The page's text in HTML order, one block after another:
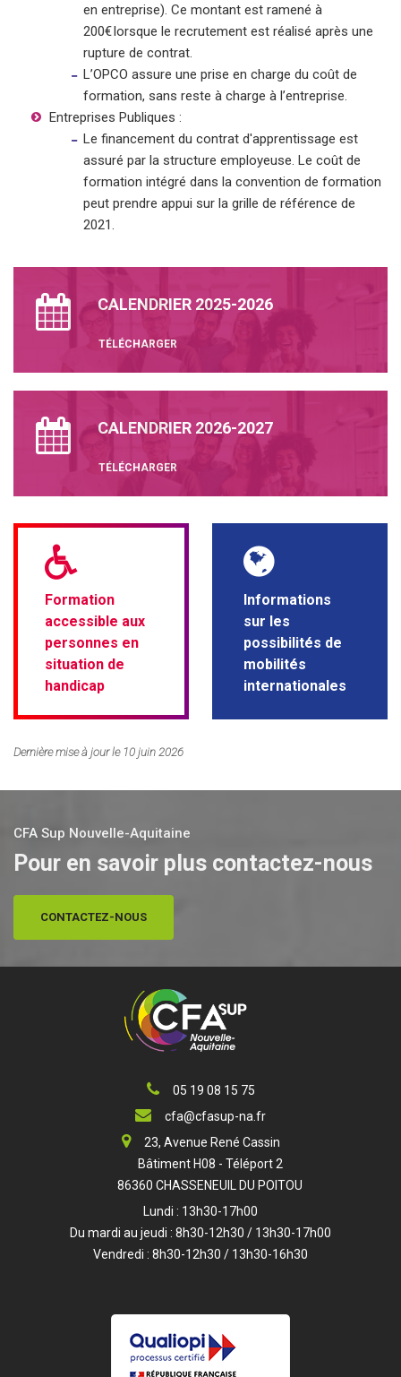
en entreprise). Ce montant est ramené à
200€ lorsque le recrutement est réalisé après une
rupture de contrat.
L’OPCO assure une prise en charge du coût de
formation, sans reste à charge à l’entreprise.
Entreprises Publiques :
Le financement du contrat d'apprentissage est
assuré par la structure employeuse. Le coût de
formation intégré dans la convention de formation
peut prendre appui sur la grille de référence de
2021.
CALENDRIER 2025-2026
TÉLÉCHARGER
CALENDRIER 2026-2027
TÉLÉCHARGER
Formation
accessible aux
personnes en
situation de
handicap
Informations
sur les
possibilités de
mobilités
internationales
Dernière mise à jour le 10 juin 2026
CFA Sup Nouvelle-Aquitaine
Pour en savoir plus contactez-nous
CONTACTEZ-NOUS
05 19 08 15 75
cfa@cfasup-na.fr
23, Avenue René Cassin
Bâtiment H08 - Téléport 2
86360 CHASSENEUIL DU POITOU
Lundi : 13h30-17h00
Du mardi au jeudi : 8h30-12h30 / 13h30-17h00
Vendredi : 8h30-12h30 / 13h30-16h30